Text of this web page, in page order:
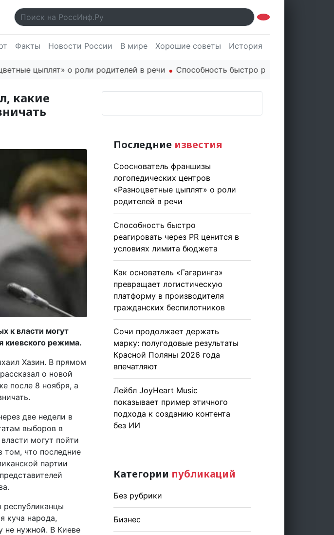
Факты Новости России В мире Хорошие советы История
цыплят» о роли родителей в речи Способность быстро реагировать через PR
какие
к власти могут
киевского режима.
Хазин. В прямом
о новой
после 8 ноября, а
две недели в
выборов в
могут пойти
том, что последние
партии
республиканцы
куча народа,
не нужной. В Киеве
Последние известия
Сооснователь франшизы
логопедических центров
«Разноцветные цыплят» о роли
родителей в речи
Способность быстро
реагировать через PR ценится в
условиях лимита бюджета
Как основатель «Гагаринга»
превращает логистическую
платформу в производителя
гражданских беспилотников
Сочи продолжает держать
марку: полугодовые результаты
Красной Поляны 2026 года
впечатляют
Лейбл JoyHeart Music
показывает пример этичного
подхода к созданию контента
без ИИ
Категории публикаций
Без рубрики
Бизнес